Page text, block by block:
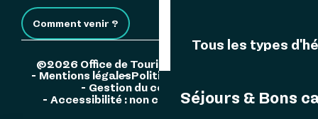
Tous les types
Séjours & Bons
Comment venir ?
©2026 Office de Tourisme de l'Île d'Ouessant
Mentions légalesPolitique de confidentialité
Gestion du consentement
Accessibilité : non conforme Plan du site